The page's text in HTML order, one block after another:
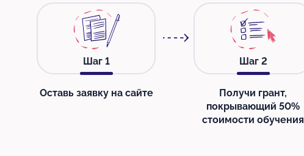
Шаг 1
Оставь заявку на сайте
Шаг 2
Получи грант,
покрывающий 50%
стоимости обучения